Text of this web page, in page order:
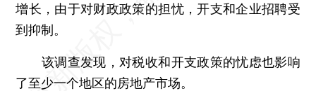
增长，由于对财政政策的担忧，开支和企业招聘受
到抑制。
该调查发现，对税收和开支政策的忧虑也影响
了至少一个地区的房地产市场。